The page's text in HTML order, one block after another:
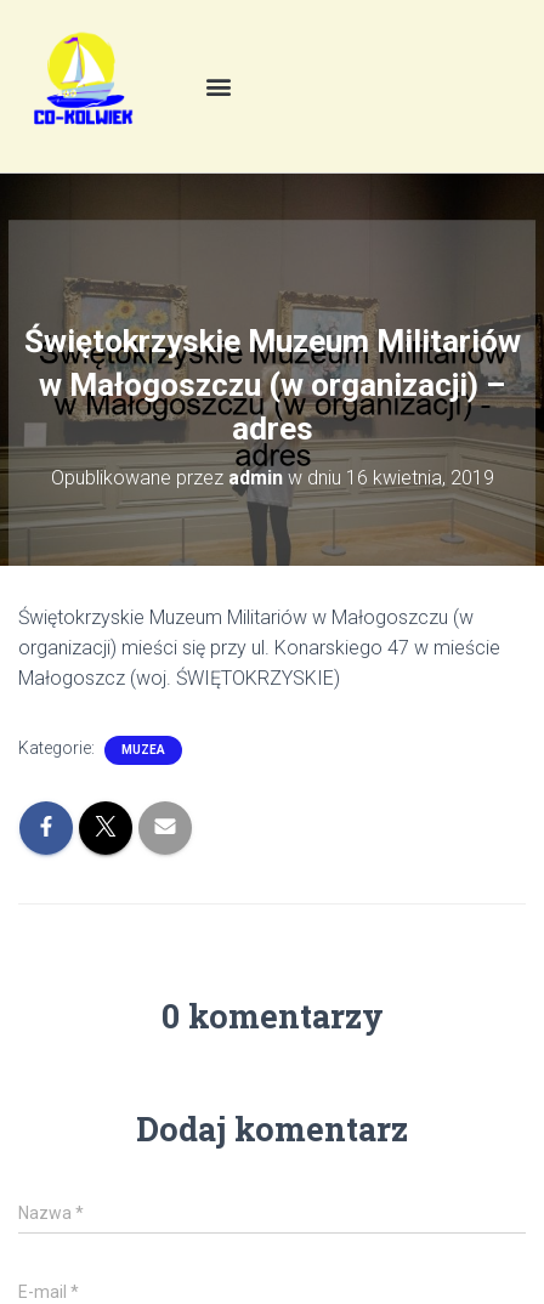
Świętokrzyskie Muzeum Militariów
w Małogoszczu (w organizacji) –
adres
Opublikowane przez adminw dniu 16 kwietnia, 2019
Świętokrzyskie Muzeum Militariów w Małogoszczu (w
organizacji) mieści się przy ul. Konarskiego 47 w mieście
Małogoszcz (woj. ŚWIĘTOKRZYSKIE)
Kategorie: MUZEA
0 komentarzy
Dodaj komentarz
Nazwa *
E-mail *